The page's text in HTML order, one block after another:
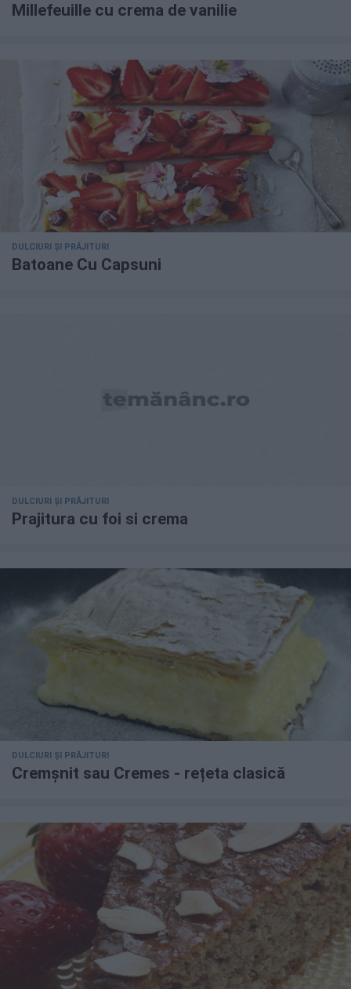
Millefeuille cu crema de vanilie
DULCIURI ȘI PRĂJITURI
Batoane Cu Capsuni
DULCIURI ȘI PRĂJITURI
Prajitura cu foi si crema
DULCIURI ȘI PRĂJITURI
Cremșnit sau Cremes - rețeta clasică